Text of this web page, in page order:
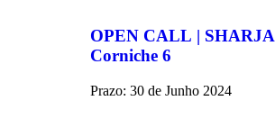
OPEN CALL |
Corniche 6
Prazo: 30 de Junho 2024